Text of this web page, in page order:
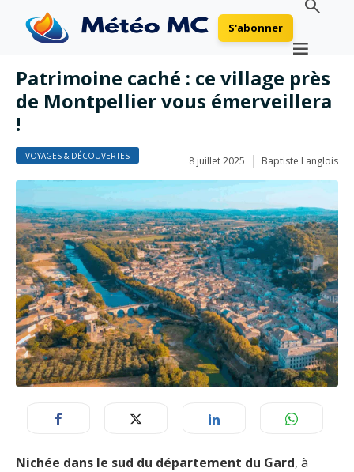
S'abonner
Patrimoine caché : ce village près
de Montpellier vous émerveillera
!
VOYAGES & DÉCOUVERTES 8 juillet 2025 Baptiste Langlois
Nichée dans le sud du département du Gard, à